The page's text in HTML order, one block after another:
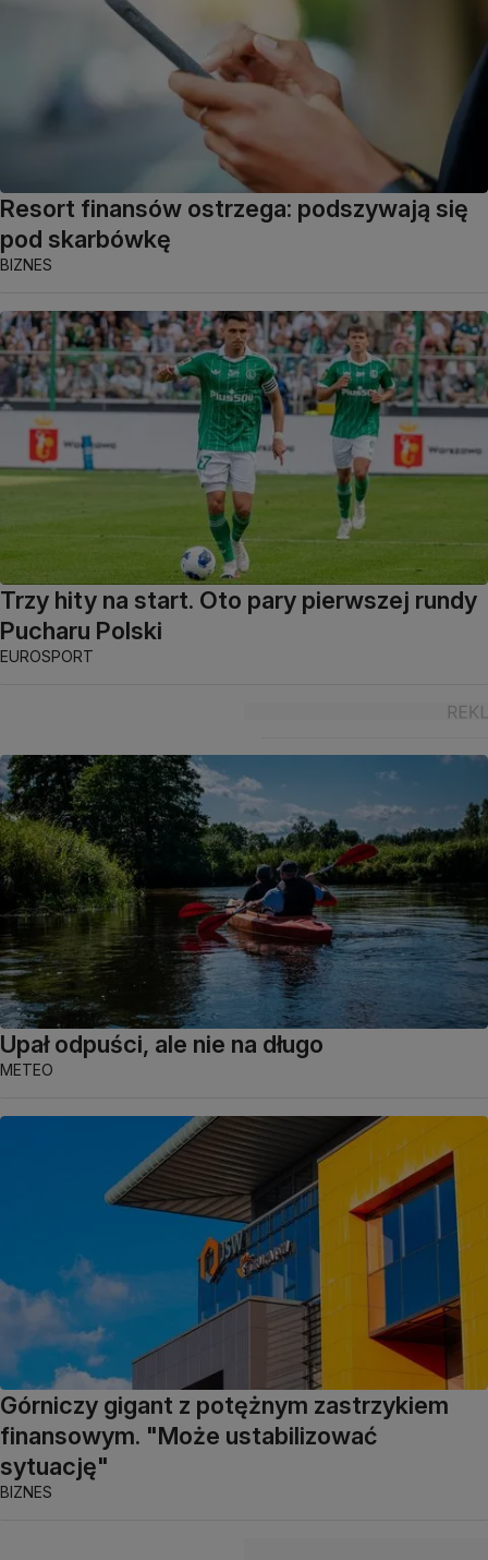
Resort finansów ostrzega: podszywają się
pod skarbówkę
BIZNES
Trzy hity na start. Oto pary pierwszej rundy
Pucharu Polski
EUROSPORT
Upał odpuści, ale nie na długo
METEO
Górniczy gigant z potężnym zastrzykiem
finansowym. "Może ustabilizować
sytuację"
BIZNES